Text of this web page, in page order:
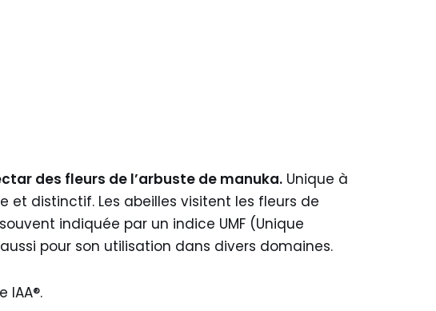
des fleurs de l’arbuste de manuka. Unique à
distinctif. Les abeilles visitent les fleurs de
indiquée par un indice UMF (Unique
pour son utilisation dans divers domaines.
IAA®.